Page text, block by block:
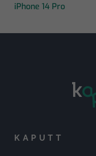
iPhone 14 Pro
KAPUTT